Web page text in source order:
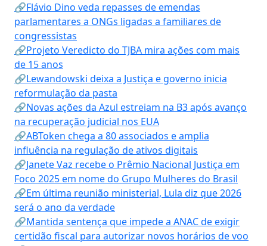
🔗Flávio Dino veda repasses de emendas
parlamentares a ONGs ligadas a familiares de
congressistas
🔗Projeto Veredicto do TJBA mira ações com mais
de 15 anos
🔗Lewandowski deixa a Justiça e governo inicia
reformulação da pasta
🔗Novas ações da Azul estreiam na B3 após avanço
na recuperação judicial nos EUA
🔗ABToken chega a 80 associados e amplia
influência na regulação de ativos digitais
🔗Janete Vaz recebe o Prêmio Nacional Justiça em
Foco 2025 em nome do Grupo Mulheres do Brasil
🔗Em última reunião ministerial, Lula diz que 2026
será o ano da verdade
🔗Mantida sentença que impede a ANAC de exigir
certidão fiscal para autorizar novos horários de voo